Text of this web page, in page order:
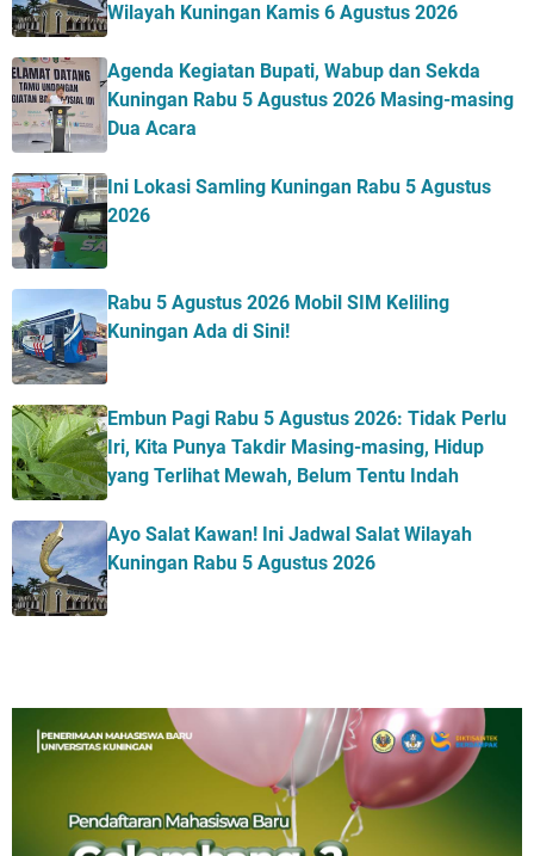
Wilayah Kuningan Kamis 6 Agustus 2026
Agenda Kegiatan Bupati, Wabup dan Sekda
Kuningan Rabu 5 Agustus 2026 Masing-masing
Dua Acara
Ini Lokasi Samling Kuningan Rabu 5 Agustus
2026
Rabu 5 Agustus 2026 Mobil SIM Keliling
Kuningan Ada di Sini!
Embun Pagi Rabu 5 Agustus 2026: Tidak Perlu
Iri, Kita Punya Takdir Masing-masing, Hidup
yang Terlihat Mewah, Belum Tentu Indah
Ayo Salat Kawan! Ini Jadwal Salat Wilayah
Kuningan Rabu 5 Agustus 2026